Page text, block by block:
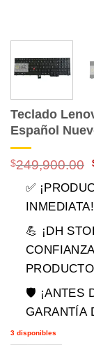
Teclado
Español
$249,900.00
✅
INMEDIATA!
💪 ¡DH
🛡️ ¡ANTES
GARANTÍA
3 disponibles